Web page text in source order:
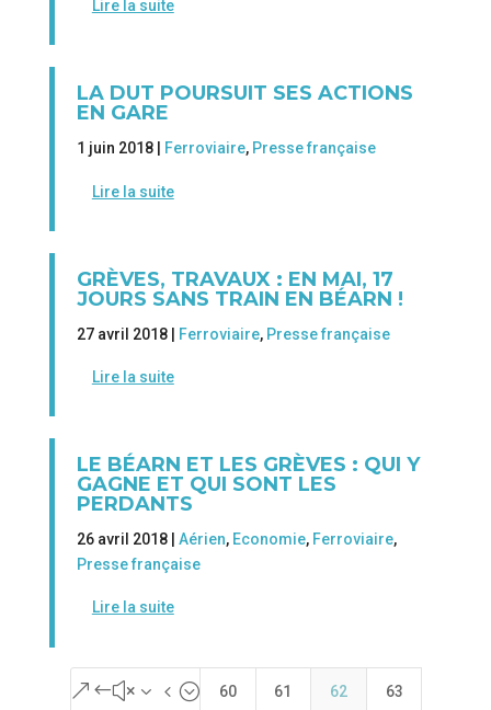
Lire la suite
LA DUT POURSUIT SES ACTIONS
EN GARE
1 juin 2018 | Ferroviaire, Presse française
Lire la suite
GRÈVES, TRAVAUX : EN MAI, 17
JOURS SANS TRAIN EN BÉARN !
27 avril 2018 | Ferroviaire, Presse française
Lire la suite
LE BÉARN ET LES GRÈVES : QUI Y
GAGNE ET QUI SONT LES
PERDANTS
26 avril 2018 | Aérien, Economie, Ferroviaire,
Presse française
Lire la suite
&#x34; 60 61 62 63